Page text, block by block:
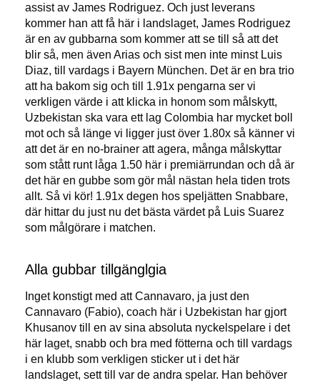
assist av James Rodriguez. Och just leverans
kommer han att få här i landslaget, James Rodriguez
är en av gubbarna som kommer att se till så att det
blir så, men även Arias och sist men inte minst Luis
Diaz, till vardags i Bayern München. Det är en bra trio
att ha bakom sig och till 1.91x pengarna ser vi
verkligen värde i att klicka in honom som målskytt,
Uzbekistan ska vara ett lag Colombia har mycket boll
mot och så länge vi ligger just över 1.80x så känner vi
att det är en no-brainer att agera, många målskyttar
som stått runt låga 1.50 här i premiärrundan och då är
det här en gubbe som gör mål nästan hela tiden trots
allt. Så vi kör! 1.91x degen hos speljätten Snabbare,
där hittar du just nu det bästa värdet på Luis Suarez
som målgörare i matchen.
Alla gubbar tillgänglgia
Inget konstigt med att Cannavaro, ja just den
Cannavaro (Fabio), coach här i Uzbekistan har gjort
Khusanov till en av sina absoluta nyckelspelare i det
här laget, snabb och bra med fötterna och till vardags
i en klubb som verkligen sticker ut i det här
landslaget, sett till var de andra spelar. Han behöver